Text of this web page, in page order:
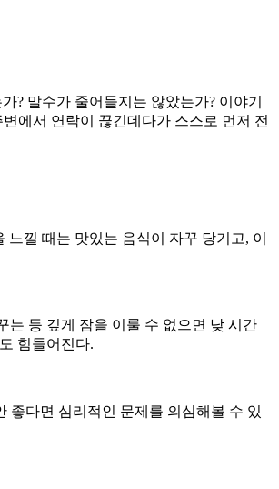
? 말수가 줄어들지는 않았는가? 이야기
에서 연락이 끊긴데다가 스스로 먼저 전
낄 때는 맛있는 음식이 자꾸 당기고, 이
는 등 깊게 잠을 이룰 수 없으면 낮 시간
힘들어진다.
좋다면 심리적인 문제를 의심해볼 수 있